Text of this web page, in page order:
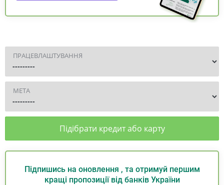
ПРАЦЕВЛАШТУВАННЯ
МЕТА
Підібрати кредит або карту
Підпишись на оновлення , та отримуй першим
кращі пропозиції від банків України